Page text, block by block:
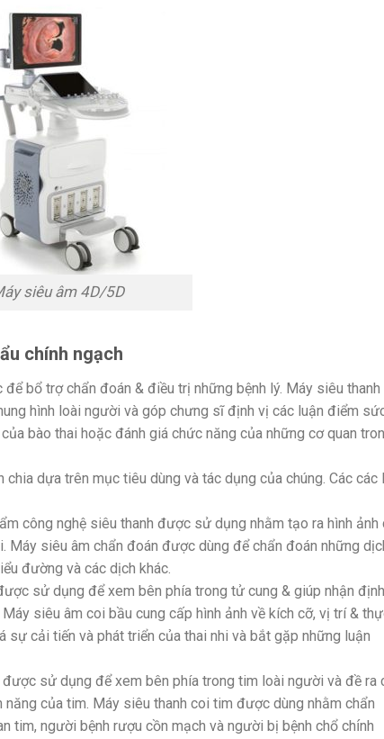
siêu âm 4D/5D
chính ngạch
bổ trợ chẩn đoán & điều trị những bệnh lý. Máy siêu thanh
hình loài người và góp chưng sĩ định vị các luận điểm
bào thai hoặc đánh giá chức năng của những cơ quan
dựa trên mục tiêu dùng và tác dụng của chúng. Các các
công nghệ siêu thanh được sử dụng nhằm tạo ra hình ảnh
Máy siêu âm chẩn đoán được dùng để chẩn đoán những
đường và các dịch khác.
sử dụng để xem bên phía trong tử cung & giúp nhận định
siêu âm coi bầu cung cấp hình ảnh về kích cỡ, vị trí &
sự cải tiến và phát triển của thai nhi và bắt gặp những luận
sử dụng để xem bên phía trong tim loài người và đề ra
của tim. Máy siêu thanh coi tim được dùng nhằm chẩn
tim, người bệnh rượu cồn mạch và người bị bệnh chổ chính